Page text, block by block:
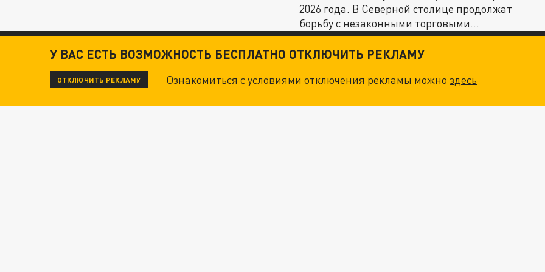
2026 года. В Северной столице продолжат
борьбу с незаконными торговыми...
У ВАС ЕСТЬ ВОЗМОЖНОСТЬ БЕСПЛАТНО ОТКЛЮЧИТЬ РЕКЛАМУ
ОТКЛЮЧИТЬ РЕКЛАМУ Ознакомиться с условиями отключения рекламы можноздесь